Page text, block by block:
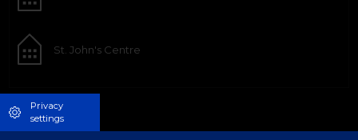
St. John's Centre
Privacy
settings